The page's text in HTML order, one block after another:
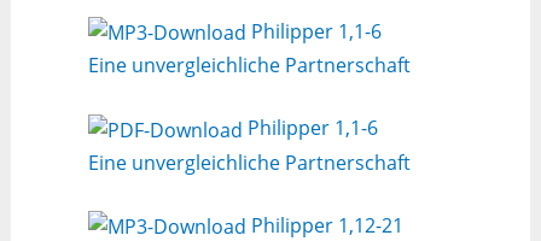
Philipper 1,1-6
Eine unvergleichliche Partnerschaft
Philipper 1,1-6
Eine unvergleichliche Partnerschaft
Philipper 1,12-21